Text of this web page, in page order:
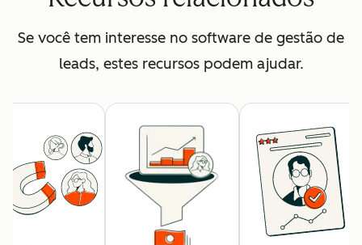
Se você tem interesse no software de gestão de
leads, estes recursos podem ajudar.